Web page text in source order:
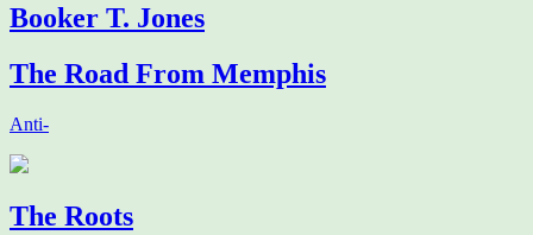
Booker T. Jones
The Road From Memphis
Anti-
The Roots